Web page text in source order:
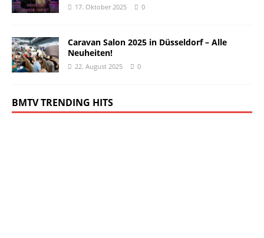
17. Oktober 2025 0
Caravan Salon 2025 in Düsseldorf – Alle
Neuheiten!
22. August 2025 0
BMTV TRENDING HITS